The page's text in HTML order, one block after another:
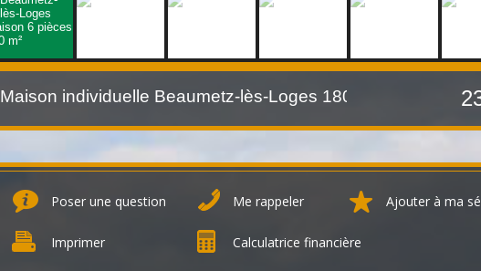
Maison individuelle Beaumetz-lès-Loges 180 m²
Poser une question Me rappeler Ajouter à ma
Imprimer Calculatrice financière